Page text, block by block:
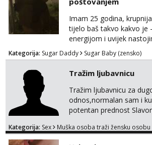
Imam 25 godina,
tijelo baš takvo kakvo je
energijom i uvijek
nečiji dan. Tražim zrelu,
ugodno, opušteno i
druženje – bez lažnih
iskrenosti. Nisam
ne zanima me “posao”,
na međusobnom
pažnji. Voli...
Kategorija: Sugar Daddy Sugar Baby (zensko)
Tražim ljubavnicu
Tražim ljubavnicu za
odnos,normalan sam i
potentan prednost
ozbiljne žene koje su se
Kategorija: Sex Muška osoba traži žensku osobu